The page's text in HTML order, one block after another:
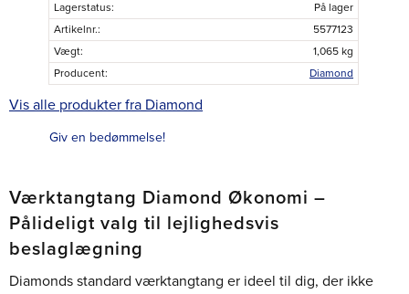
Lagerstatus
På lager
Artikelnr.
5577123
Vægt
1,065 kg
Producent
Diamond
Vis alle produkter fra Diamond
Giv en bedømmelse!
Værktangtang Diamond Økonomi –
Pålideligt valg til lejlighedsvis
beslaglægning
Diamonds standard værktangtang er ideel til dig, der ikke